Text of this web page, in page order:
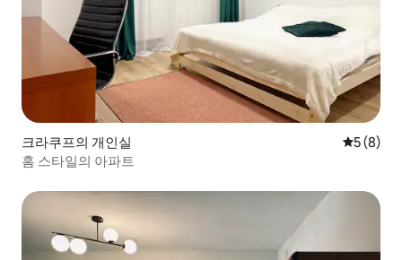
크라쿠프의 개인실 평점 5점
5 (8)
홈 스타일의 아파트